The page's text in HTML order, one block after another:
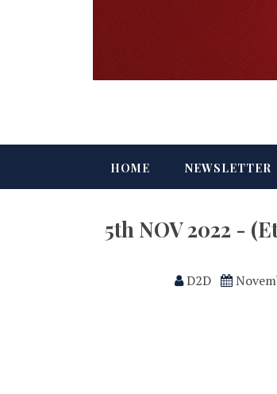
HOME NEWSLETTER
5th NOV 2022 -
D2D